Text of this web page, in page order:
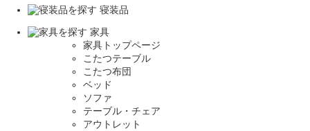
寝装品
家具
家具トップページ
こたつテーブル
こたつ布団
ベッド
ソファ
テーブル・チェア
アウトレット